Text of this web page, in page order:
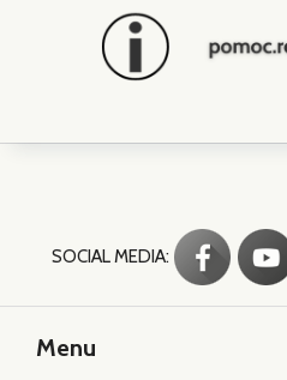
SOCIAL MEDIA:
Menu